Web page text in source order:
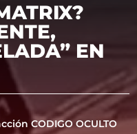
EN
CODIGO OCULTO